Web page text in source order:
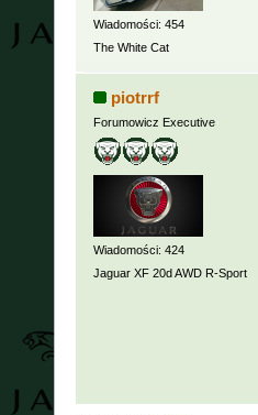
Wiadomości: 454
The White Cat
piotrrf
Forumowicz Executive
Wiadomości: 424
Jaguar XF 20d AWD R-Sport